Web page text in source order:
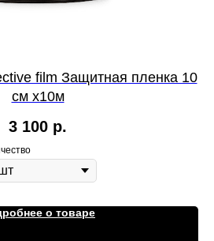
film Защитная пленка 10
см х10м
3 100 р.
о товаре